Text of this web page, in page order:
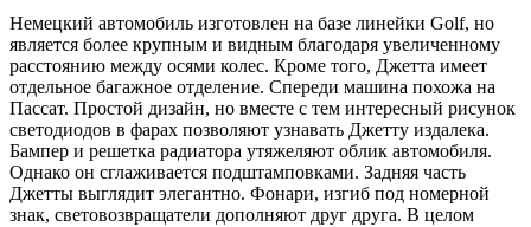
Немецкий автомобиль изготовлен на базе линейки Golf, но
является более крупным и видным благодаря увеличенному
расстоянию между осями колес. Кроме того, Джетта имеет
отдельное багажное отделение. Спереди машина похожа на
Пассат. Простой дизайн, но вместе с тем интересный рисунок
светодиодов в фарах позволяют узнавать Джетту издалека.
Бампер и решетка радиатора утяжеляют облик автомобиля.
Однако он сглаживается подштамповками. Задняя часть
Джетты выглядит элегантно. Фонари, изгиб под номерной
знак, световозвращатели дополняют друг друга. В целом